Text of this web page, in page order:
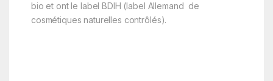
bio et ont le label BDIH (label Allemand de
cosmétiques naturelles contrôlés).